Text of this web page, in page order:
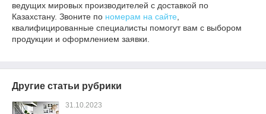
ведущих мировых производителей с доставкой по
Казахстану. Звоните по номерам на сайте,
квалифицированные специалисты помогут вам с выбором
продукции и оформлением заявки.
Другие статьи рубрики
31.10.2023